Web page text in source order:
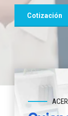
Cotización
marcha.